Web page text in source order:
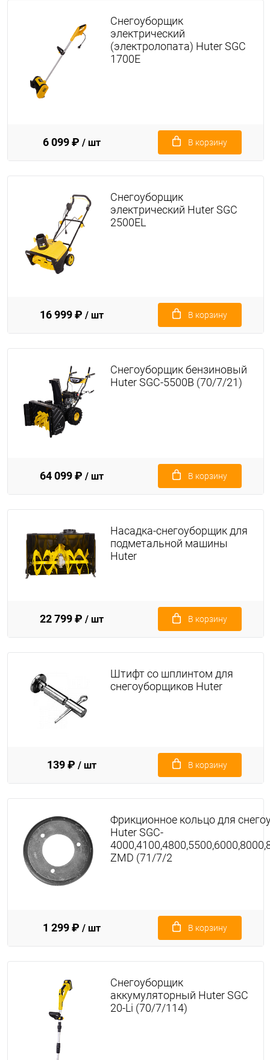
Снегоуборщик
электрический
(электролопата) Huter SGC
1700E
6 099 ₽ / шт В корзину
Снегоуборщик
электрический Huter SGC
2500EL
16 999 ₽ / шт В корзину
Снегоуборщик бензиновый
Huter SGC-5500B (70/7/21)
64 099 ₽ / шт В корзину
Насадка-снегоуборщик для
подметальной машины
Huter
22 799 ₽ / шт В корзину
Штифт со шплинтом для
снегоуборщиков Huter
139 ₽ / шт В корзину
Фрикционное кольцо для
Huter SGC-
ZMD (71/7/2
1 299 ₽ / шт В корзину
Снегоуборщик
аккумуляторный Huter SGC
20-Li (70/7/114)